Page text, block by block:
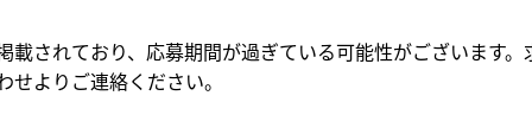
載されており、応募期間が過ぎている可能性がございます
よりご連絡ください。